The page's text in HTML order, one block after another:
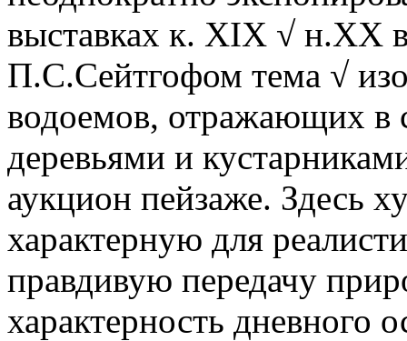
выставках к. XIX √ н.ХХ
П.С.Сейтгофом тема √
водоемов, отражающих в
деревьями и
аукцион пейзаже. Здесь
характерную для
правдивую передачу
характерность дневного